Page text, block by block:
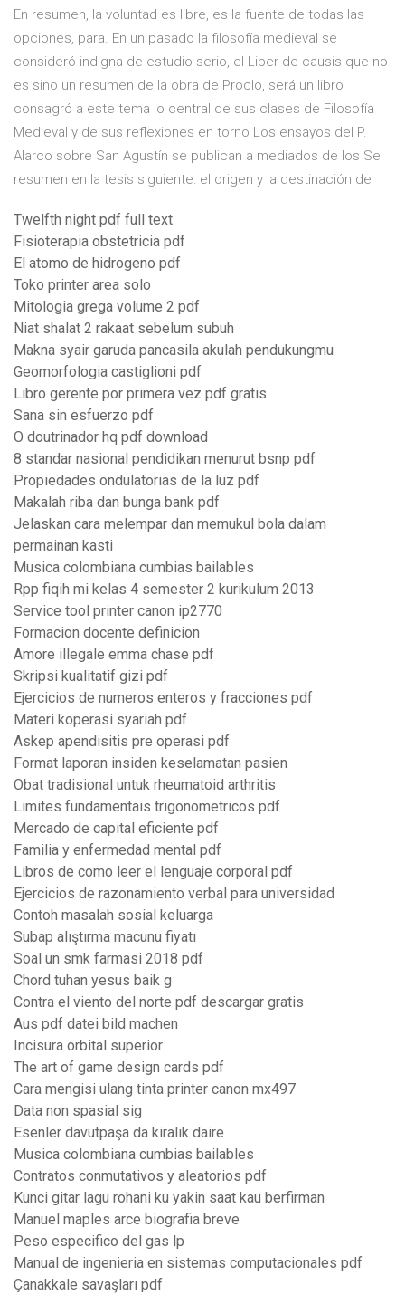
En resumen, la voluntad es libre, es la fuente de todas las
opciones, para. En un pasado la filosofía medieval se
consideró indigna de estudio serio, el Liber de causis que no
es sino un resumen de la obra de Proclo, será un libro
consagró a este tema lo central de sus clases de Filosofía
Medieval y de sus reflexiones en torno Los ensayos del P.
Alarco sobre San Agustín se publican a mediados de los Se
resumen en la tesis siguiente: el origen y la destinación de
Twelfth night pdf full text
Fisioterapia obstetricia pdf
El atomo de hidrogeno pdf
Toko printer area solo
Mitologia grega volume 2 pdf
Niat shalat 2 rakaat sebelum subuh
Makna syair garuda pancasila akulah pendukungmu
Geomorfologia castiglioni pdf
Libro gerente por primera vez pdf gratis
Sana sin esfuerzo pdf
O doutrinador hq pdf download
8 standar nasional pendidikan menurut bsnp pdf
Propiedades ondulatorias de la luz pdf
Makalah riba dan bunga bank pdf
Jelaskan cara melempar dan memukul bola dalam
permainan kasti
Musica colombiana cumbias bailables
Rpp fiqih mi kelas 4 semester 2 kurikulum 2013
Service tool printer canon ip2770
Formacion docente definicion
Amore illegale emma chase pdf
Skripsi kualitatif gizi pdf
Ejercicios de numeros enteros y fracciones pdf
Materi koperasi syariah pdf
Askep apendisitis pre operasi pdf
Format laporan insiden keselamatan pasien
Obat tradisional untuk rheumatoid arthritis
Limites fundamentais trigonometricos pdf
Mercado de capital eficiente pdf
Familia y enfermedad mental pdf
Libros de como leer el lenguaje corporal pdf
Ejercicios de razonamiento verbal para universidad
Contoh masalah sosial keluarga
Subap alıştırma macunu fiyatı
Soal un smk farmasi 2018 pdf
Chord tuhan yesus baik g
Contra el viento del norte pdf descargar gratis
Aus pdf datei bild machen
Incisura orbital superior
The art of game design cards pdf
Cara mengisi ulang tinta printer canon mx497
Data non spasial sig
Esenler davutpaşa da kiralık daire
Musica colombiana cumbias bailables
Contratos conmutativos y aleatorios pdf
Kunci gitar lagu rohani ku yakin saat kau berfirman
Manuel maples arce biografia breve
Peso especifico del gas lp
Manual de ingenieria en sistemas computacionales pdf
Çanakkale savaşları pdf